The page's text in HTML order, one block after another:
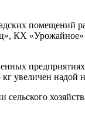
помещений
КХ «Урожайное»
увеличен надой
сельского